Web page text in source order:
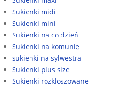
Sukienki midi
Sukienki mini
Sukienki na co dzień
Sukienki na komunię
sukienki na sylwestra
Sukienki plus size
Sukienki rozkloszowane